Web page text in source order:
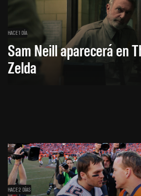
HACE 1 DÍA
Sam Neill aparecerá en
Zelda
HACE 2 DÍAS